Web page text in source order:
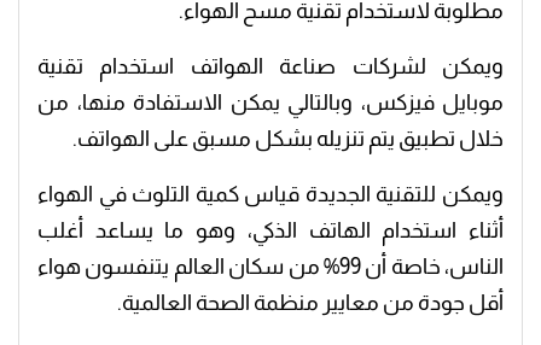
مطلوبة لاستخدام تقنية مسح الهواء.
ويمكن لشركات صناعة الهواتف استخدام تقنية
موبايل فيزكس، وبالتالي يمكن الاستفادة منها، من
خلال تطبيق يتم تنزيله بشكل مسبق على الهواتف.
ويمكن للتقنية الجديدة قياس كمية التلوث في الهواء
أثناء استخدام الهاتف الذكي، وهو ما يساعد أغلب
الناس، خاصة أن 99% من سكان العالم يتنفسون هواء
أقل جودة من معايير منظمة الصحة العالمية.